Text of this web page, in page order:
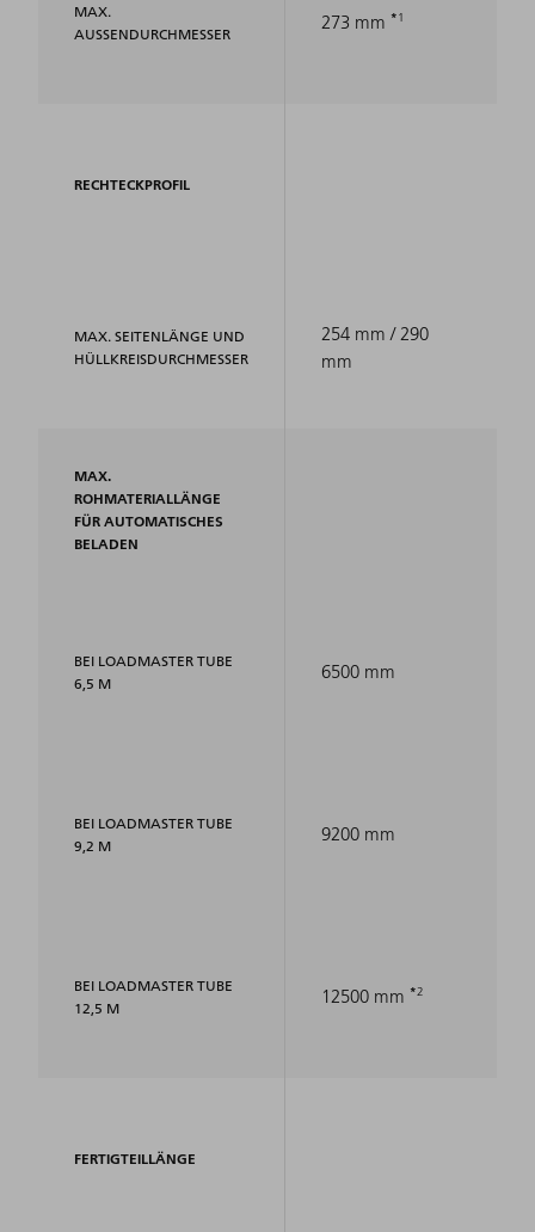
MAX.
AUSSENDURCHMESSER
RECHTECKPROFIL
MAX. SEITENLÄNGE UND
HÜLLKREISDURCHMESSER
MAX.
ROHMATERIALLÄNGE
FÜR AUTOMATISCHES
BELADEN
BEI LOADMASTER TUBE
6,5 M
BEI LOADMASTER TUBE
9,2 M
BEI LOADMASTER TUBE
12,5 M
FERTIGTEILLÄNGE
273 mm 1
254 mm / 290
mm
6500 mm
9200 mm
12500 mm 2